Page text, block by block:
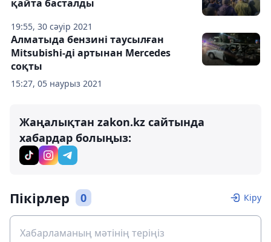
19:55, 30 сәуір 2021
қайта басталды
15:27, 05 наурыз 2021
Алматыда бензині таусылған
Mitsubishi-ді артынан Mercedes
соқты
Жаңалықтан zakon.kz сайтында
хабардар болыңыз:
Пікірлер 0 Кіру